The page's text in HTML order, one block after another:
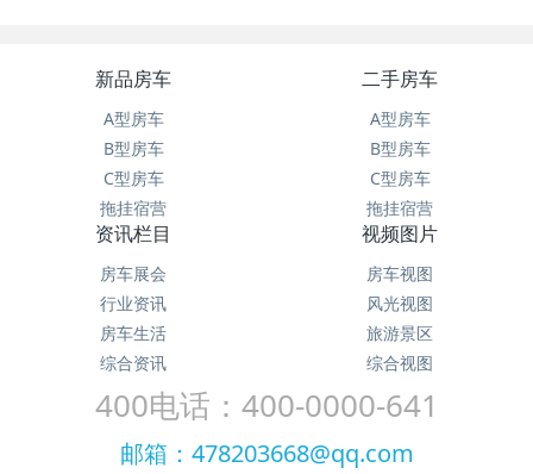
新品房车
A型房车
B型房车
C型房车
拖挂宿营
二手房车
A型房车
B型房车
C型房车
拖挂宿营
资讯栏目
房车展会
行业资讯
房车生活
综合资讯
视频图片
房车视图
风光视图
旅游景区
综合视图
400电话：400-0000-641
邮箱：478203668@qq.com